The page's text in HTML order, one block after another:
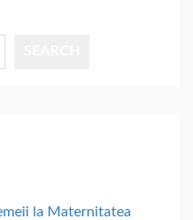
la Maternitatea